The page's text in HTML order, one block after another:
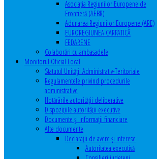
Asociația Regiunilor Europene de
Frontieră (AEBR)
Adunarea Regiunilor Europene (ARE)
EUROREGIUNEA CARPATICĂ
FEDARENE
Colaborări cu ambasadele
Monitorul Oficial Local
Statutul Unităţii Administrativ-Teritoriale
Regulamentele privind procedurile
administrative
Hotărârile autorităţii deliberative
Dispoziţiile autorităţii executive
Documente şi informaţii financiare
Alte documente
Declaraţii de avere şi interese
Autoritatea executivă